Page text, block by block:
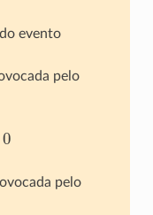
evento
pelo
pelo